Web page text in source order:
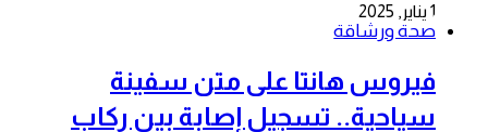
1 يناير, 2025
صحة ورشاقة
فيروس هانتا على متن سفينة
سياحية.. تسجيل إصابة بين ركاب